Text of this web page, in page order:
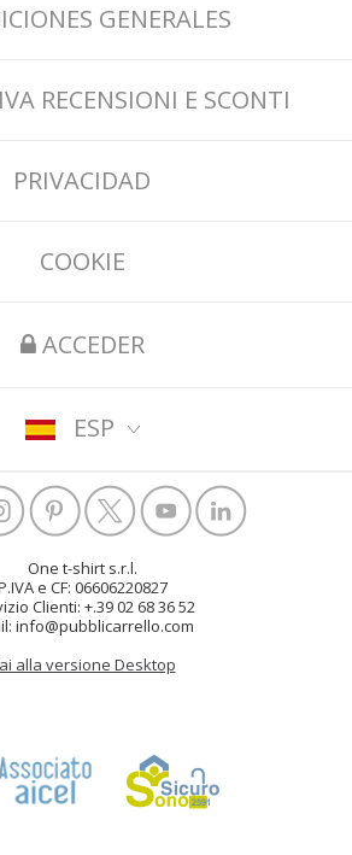
GENERALES
RECENSIONI E SCONTI
PRIVACIDAD
COOKIE
ACCEDER
ESP
One t-shirt s.r.l.
e CF: 06606220827
Clienti: +.39 02 68 36 52
info@pubblicarrello.com
alla versione Desktop